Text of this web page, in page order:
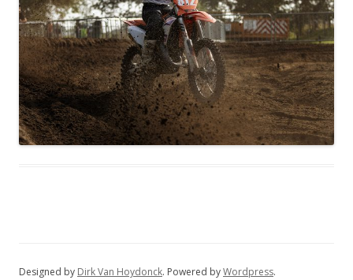
Designed by Dirk Van Hoydonck. Powered byWordpress.